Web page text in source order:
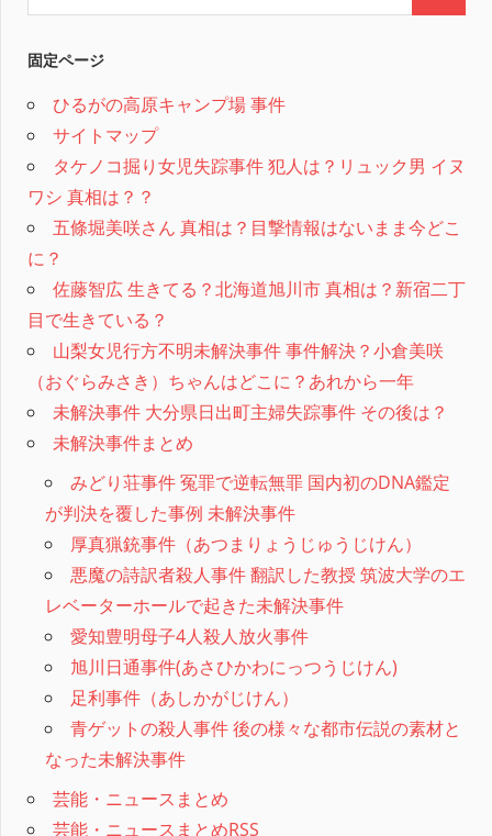
固定ページ
ひるがの高原キャンプ場 事件
サイトマップ
タケノコ掘り女児失踪事件 犯人は？リュック男 イヌ
ワシ 真相は？？
五條堀美咲さん 真相は？目撃情報はないまま今どこ
に？
佐藤智広 生きてる？北海道旭川市 真相は？新宿二丁
目で生きている？
山梨女児行方不明未解決事件 事件解決？小倉美咲
（おぐらみさき）ちゃんはどこに？あれから一年
未解決事件 大分県日出町主婦失踪事件 その後は？
未解決事件まとめ
みどり荘事件 冤罪で逆転無罪 国内初のDNA鑑定
が判決を覆した事例 未解決事件
厚真猟銃事件（あつまりょうじゅうじけん）
悪魔の詩訳者殺人事件 翻訳した教授 筑波大学のエ
レベーターホールで起きた未解決事件
愛知豊明母子4人殺人放火事件
旭川日通事件(あさひかわにっつうじけん)
足利事件（あしかがじけん）
青ゲットの殺人事件 後の様々な都市伝説の素材と
なった未解決事件
芸能・ニュースまとめ
芸能・ニュースまとめRSS